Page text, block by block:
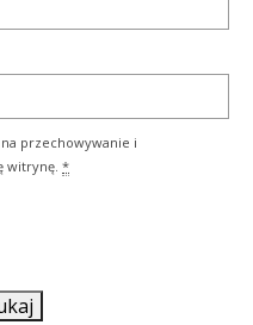
przechowywanie i
witrynę. *